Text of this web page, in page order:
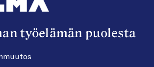
työelämän puolesta